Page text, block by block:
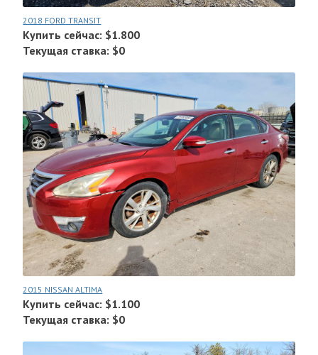
2018 FORD TRANSIT
Купить сейчас: $1.800
Текущая ставка: $0
2015 NISSAN ALTIMA
Купить сейчас: $1.100
Текущая ставка: $0